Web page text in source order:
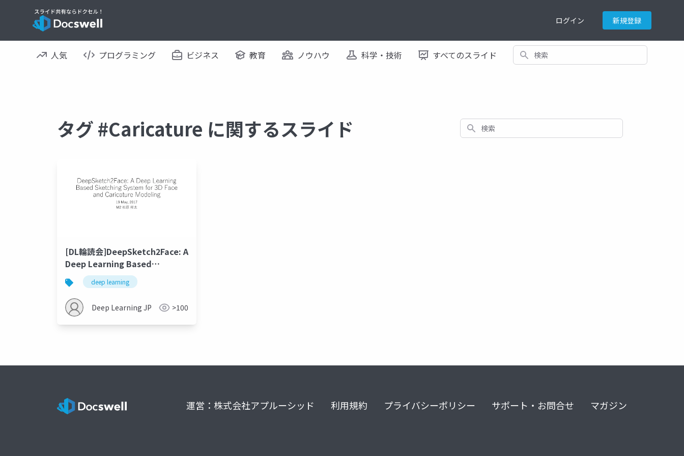
ログイン 新規登録
人気 プログラミング ビジネス 教育 ノウハウ 科学・技術 すべてのスライド 検索
タグ #Caricature に関するスライド 検索
[DL輪読会]DeepSketch2Face: A
Deep Learning Based
Sketching System for 3D Face
and Caricature Modeling
deep learning
Deep Learning JP >100
運営：株式会社アプルーシッド 利用規約 プライバシーポリシー サポート・お問合せ マガジン